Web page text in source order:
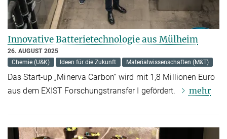
Innovative Batterietechnologie aus Mülheim
26. AUGUST 2025
Chemie (U&K)
Ideen für die Zukunft Materialwissenschaften (M&T)
Das Start-up „Minerva Carbon“ wird mit 1,8 Millionen Euro
aus dem EXIST Forschungstransfer I gefördert.
mehr